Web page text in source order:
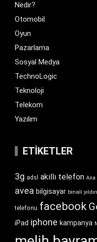
Nedir?
Otomobil
Oyun
Pazarlama
Sosyal Medya
TechnoLogic
Teknoloji
Telekom
Yazılım
ETIKETLER
3g adsl akıllı telefon Ana
avea bilgisayar binali
telefonu facebook
iPad iphone kampanya